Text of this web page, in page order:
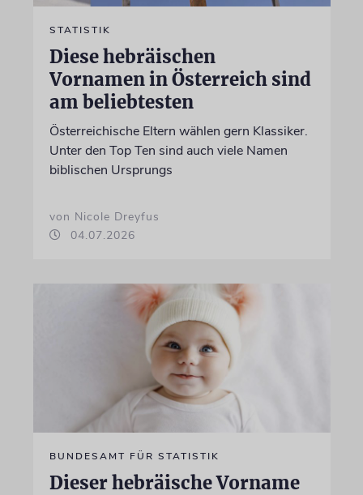
STATISTIK
Diese hebräischen
Vornamen in Österreich sind
am beliebtesten
Österreichische Eltern wählen gern Klassiker.
Unter den Top Ten sind auch viele Namen
biblischen Ursprungs
von Nicole Dreyfus
04.07.2026
BUNDESAMT FÜR STATISTIK
Dieser hebräische Vorname